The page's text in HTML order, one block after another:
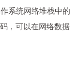
系统网络堆栈中的
，可以在网络数据